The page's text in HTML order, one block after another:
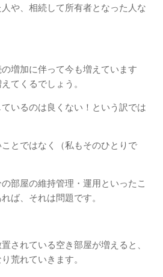
や、相続して所有者となった人な
増加に伴って今も増えています
てくるでしょう。
いるのは良くない！という訳では
とではなく（私もそのひとりで
部屋の維持管理・運用といったこ
ば、それは問題です。
されている空き部屋が増えると、
荒れていきます。